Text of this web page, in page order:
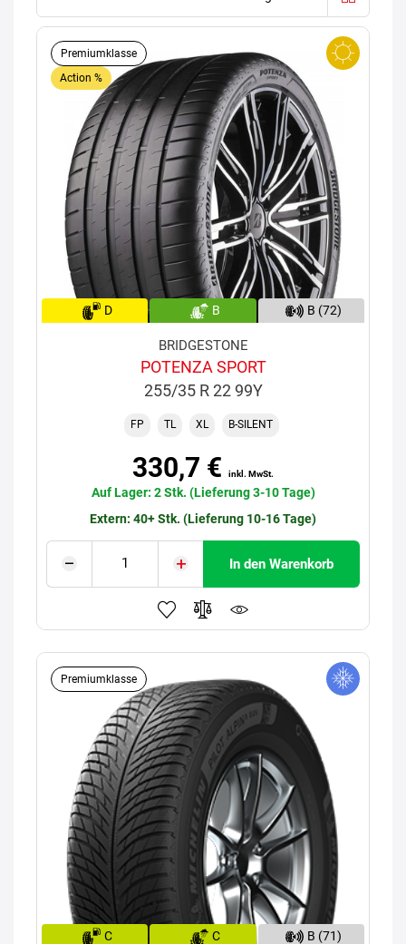
Premiumklasse
Action %
D B B (72)
BRIDGESTONE
POTENZA SPORT
255/35 R 22 99Y
FP TL XL B-SILENT
330,7 € inkl. MwSt.
Auf Lager: 2 Stk. (Lieferung 3-10 Tage)
Extern: 40+ Stk. (Lieferung 10-16 Tage)
In den Warenkorb
Premiumklasse
C C B (71)